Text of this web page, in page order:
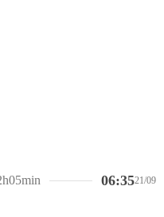
06:3521/09